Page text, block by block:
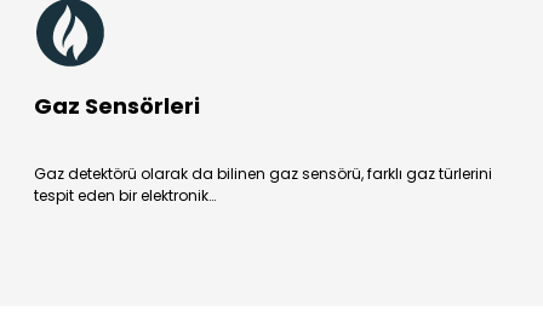
Gaz Sensörleri
Gaz detektörü olarak da bilinen gaz sensörü, farklı gaz türlerini
tespit eden bir elektronik…